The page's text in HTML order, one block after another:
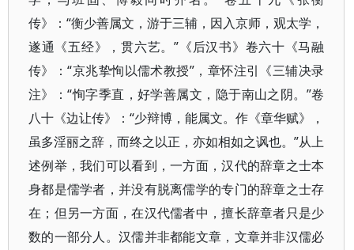
传》：“衡少善属文，游于三辅，因入京师，观太学，
遂通《五经》，贯六艺。”《后汉书》卷六十《马融
传》：“京兆挚恂以儒术教授”，章怀注引《三辅决录
注》：“恂字季直，好学善属文，隐于南山之阴。”卷
八十《边让传》：“少辩博，能属文。作《章华赋》，
虽多淫丽之辞，而终之以正，亦如相如之讽也。”从上
述例举，我们可以看到，一方面，汉代的辞章之士本
身都是儒学者，并没有脱离儒学的专门的辞章之士存
在；但另一方面，在汉代儒者中，擅长辞章者只是少
数的一部分人。汉儒并非都能文章，文章并非汉儒必